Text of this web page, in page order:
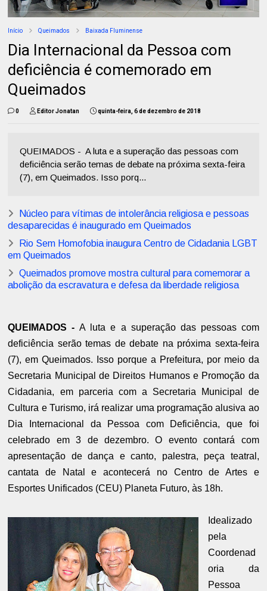
Início Queimados Baixada Fluminense
Dia Internacional da Pessoa com
deficiência é comemorado em
Queimados
0 Editor Jonatan quinta-feira, 6 de dezembro de 2018
QUEIMADOS - A luta e a superação das pessoas com
deficiência serão temas de debate na próxima sexta-feira
(7), em Queimados. Isso porq...
Núcleo para vítimas de intolerância religiosa e pessoas
desaparecidas é inaugurado em Queimados
Rio Sem Homofobia inaugura Centro de Cidadania LGBT
em Queimados
Queimados promove mostra cultural para comemorar a
abolição da escravatura e defesa da liberdade religiosa
QUEIMADOS -A luta e a superação das pessoas com
deficiência serão temas de debate na próxima sexta-feira
(7), em Queimados. Isso porque a Prefeitura, por meio da
Secretaria Municipal de Direitos Humanos e Promoção da
Cidadania, em parceria com a Secretaria Municipal de
Cultura e Turismo, irá realizar uma programação alusiva ao
Dia Internacional da Pessoa com Deficiência, que foi
celebrado em 3 de dezembro. O evento contará com
apresentação de dança e canto, palestra, peça teatral,
cantata de Natal e acontecerá no Centro de Artes e
Esportes Unificados (CEU) Planeta Futuro, às 18h.
Idealizado
pela
Coordenad
oria da
Pessoa